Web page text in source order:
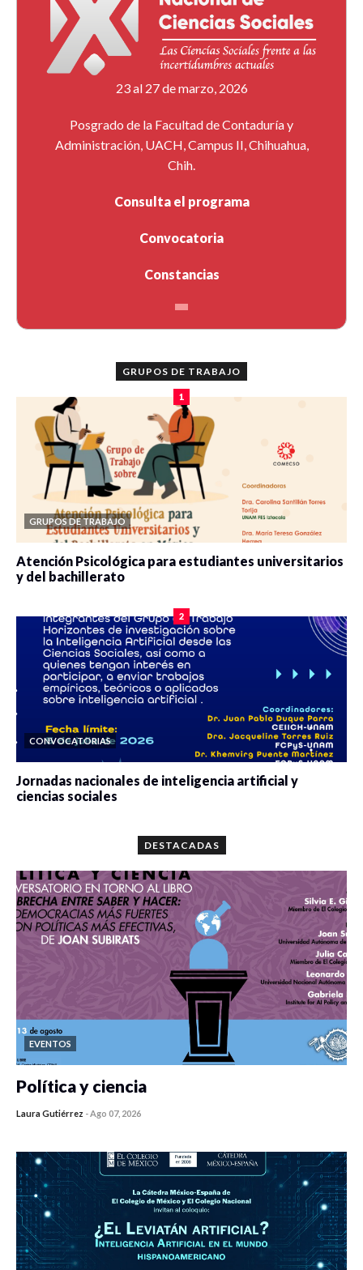
23 al 27 de marzo, 2026
Posgrado de la Facultad de Contaduría y
Administración, UACH, Campus II, Chihuahua,
Chih.
Consulta el programa
Convocatoria
Constancias
GRUPOS DE TRABAJO
1
GRUPOS DE TRABAJO
Atención Psicológica para estudiantes universitarios
y del bachillerato
2
CONVOCATORIAS
Jornadas nacionales de inteligencia artificial y
ciencias sociales
DESTACADAS
EVENTOS
Política y ciencia
Laura Gutiérrez -Ago 07, 2026